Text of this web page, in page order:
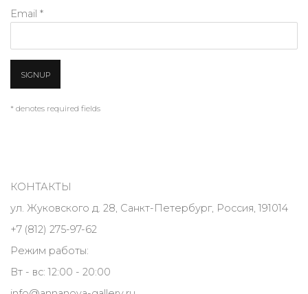
Email *
SIGNUP
* denotes required fields
КОНТАКТЫ
ул. Жуковского д. 28, Санкт-Петербург, Россия, 191014
+7 (812) 275-97-62
Режим работы:
Вт - вс: 12:00 - 20:00